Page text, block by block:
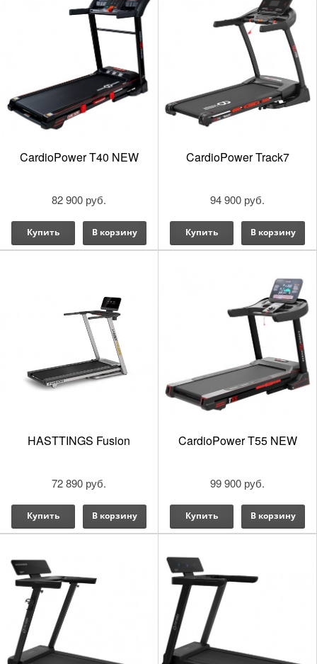
CardioPower T40 NEW
82 900 руб.
Купить В корзину
CardioPower Track7
94 900 руб.
Купить В корзину
HASTTINGS Fusion
72 890 руб.
Купить В корзину
CardioPower T55 NEW
99 900 руб.
Купить В корзину